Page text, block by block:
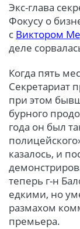
Экс-глава
Фокусу о
с Виктором
деле
Когда пять
Секретариат
при этом
бурного
года он был
казалось, и
теперь г-н
едкими, но
размахом
премьера.